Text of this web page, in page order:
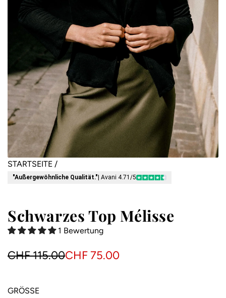
STARTSEITE /
"Außergewöhnliche Qualität." | Avani 4.71/5
Schwarzes Top Mélisse
1 Bewertung
S
n
CHF 115.00
R
g
CHF 75.00
GRÖSSE